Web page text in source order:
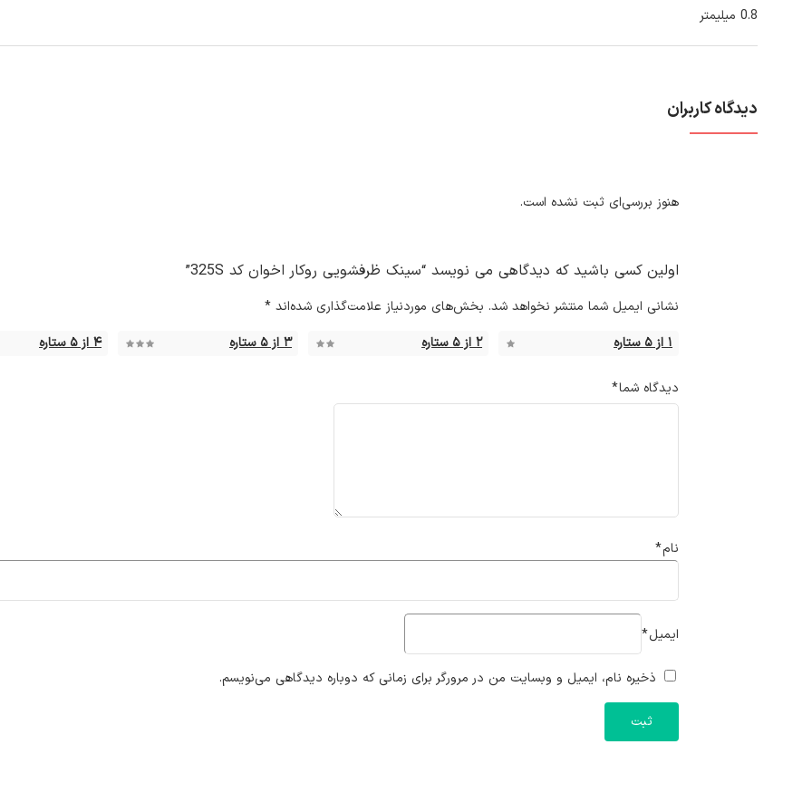
0.8 میلیمتر
دیدگاه کاربران
هنوز بررسی‌ای ثبت نشده است.
اولین کسی باشید که دیدگاهی می نویسد “سینک ظرفشویی روکار اخوان کد 325S”
نشانی ایمیل شما منتشر نخواهد شد. بخش‌های موردنیاز علامت‌گذاری شده‌اند *
۱ از ۵ ستاره
۲ از ۵ ستاره ۳ از ۵ ستاره ۴ از ۵ ستاره
دیدگاه شما*
نام*
ایمیل*
ذخیره نام، ایمیل و وبسایت من در مرورگر برای زمانی که دوباره دیدگاهی می‌نویسم.